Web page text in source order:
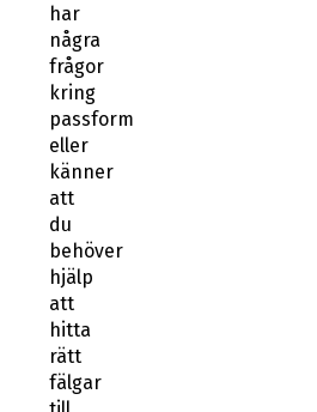
har
några
frågor
kring
passform
eller
känner
att
du
behöver
hjälp
att
hitta
rätt
fälgar